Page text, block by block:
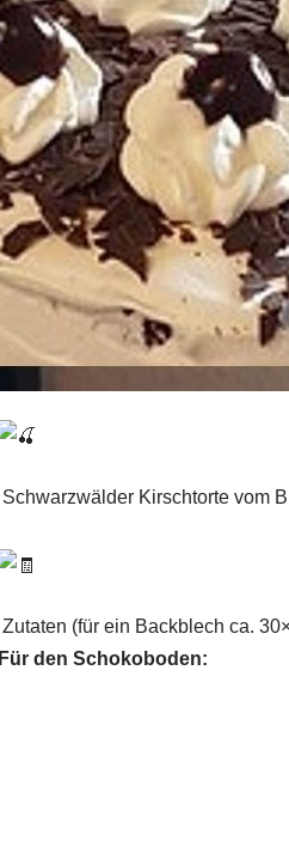
Schwarzwälder Kirschtorte vom
Zutaten (für ein Backblech ca.
Für den Schokoboden: